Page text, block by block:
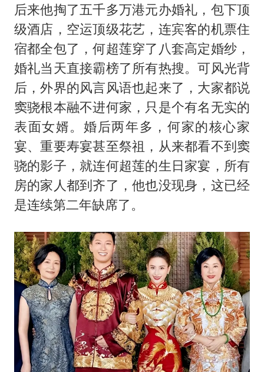
后来他掏了五千多万港元办婚礼，包下顶
级酒店，空运顶级花艺，连宾客的机票住
宿都全包了，何超莲穿了八套高定婚纱，
婚礼当天直接霸榜了所有热搜。可风光背
后，外界的风言风语也起来了，大家都说
窦骁根本融不进何家，只是个有名无实的
表面女婿。婚后两年多，何家的核心家
宴、重要寿宴甚至祭祖，从来都看不到窦
骁的影子，就连何超莲的生日家宴，所有
房的家人都到齐了，他也没现身，这已经
是连续第二年缺席了。